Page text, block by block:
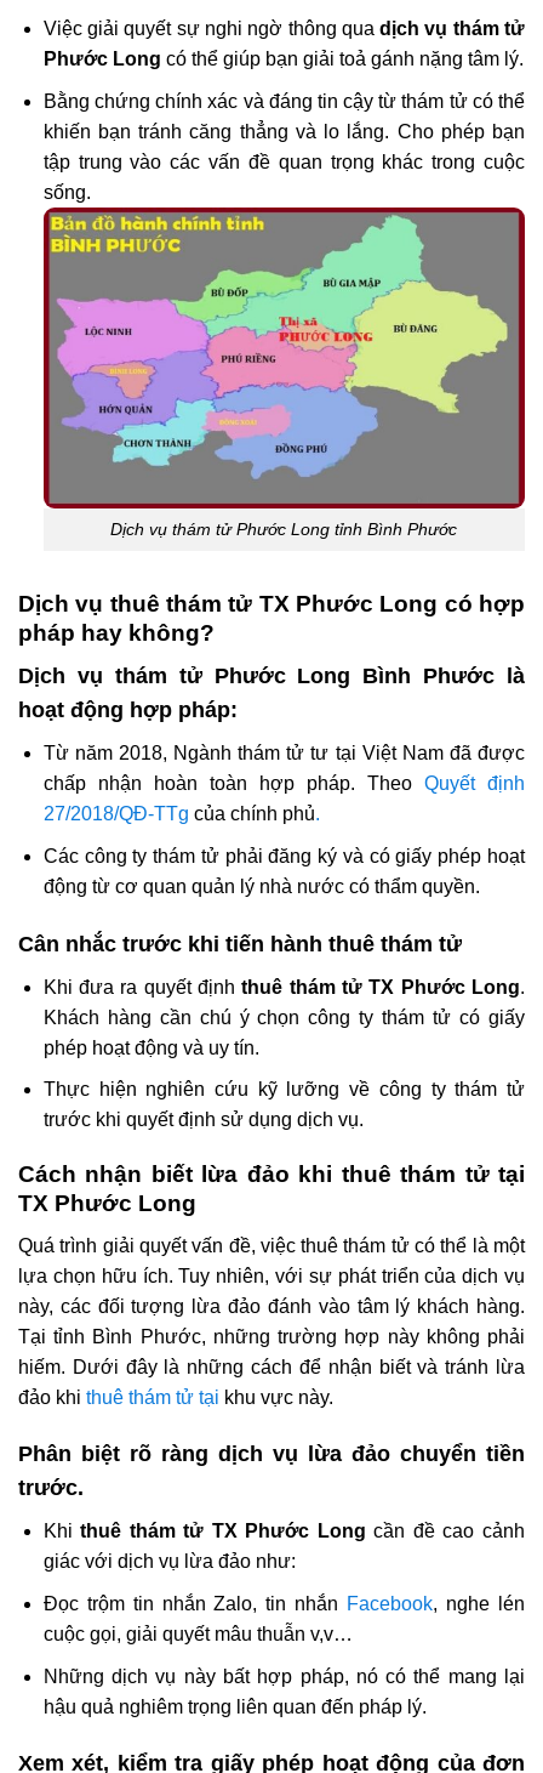
Việc giải quyết sự nghi ngờ thông quadịch vụ thám tử
Phước Long có thể giúp bạn giải toả gánh nặng tâm lý.
Bằng chứng chính xác và đáng tin cậy từ thám tử có thể
khiến bạn tránh căng thẳng và lo lắng. Cho phép bạn
tập trung vào các vấn đề quan trọng khác trong cuộc
sống.
Dịch vụ thám tử Phước Long tỉnh Bình Phước
Dịch vụ thuê thám tử TX Phước Long có hợp
pháp hay không?
Dịch vụ thám tử Phước Long Bình Phước là
hoạt động hợp pháp:
Từ năm 2018, Ngành thám tử tư tại Việt Nam đã được
chấp nhận hoàn toàn hợp pháp. Theo Quyết định
27/2018/QĐ-TTg của chính phủ.
Các công ty thám tử phải đăng ký và có giấy phép hoạt
động từ cơ quan quản lý nhà nước có thẩm quyền.
Cân nhắc trước khi tiến hành thuê thám tử
Khi đưa ra quyết địnhthuê thám tử TX Phước Long.
Khách hàng cần chú ý chọn công ty thám tử có giấy
phép hoạt động và uy tín.
Thực hiện nghiên cứu kỹ lưỡng về công ty thám tử
trước khi quyết định sử dụng dịch vụ.
Cách nhận biết lừa đảo khi thuê thám tử tại
TX Phước Long
Quá trình giải quyết vấn đề, việc thuê thám tử có thể là một
lựa chọn hữu ích. Tuy nhiên, với sự phát triển của dịch vụ
này, các đối tượng lừa đảo đánh vào tâm lý khách hàng.
Tại tỉnh Bình Phước, những trường hợp này không phải
hiếm. Dưới đây là những cách để nhận biết và tránh lừa
đảo khi thuê thám tử tại khu vực này.
Phân biệt rõ ràng dịch vụ lừa đảo chuyển tiền
trước.
Khithuê thám tử TX Phước Long cần đề cao cảnh
giác với dịch vụ lừa đảo như:
Đọc trộm tin nhắn Zalo, tin nhắn Facebook, nghe lén
cuộc gọi, giải quyết mâu thuẫn v,v…
Những dịch vụ này bất hợp pháp, nó có thể mang lại
hậu quả nghiêm trọng liên quan đến pháp lý.
Xem xét, kiểm tra giấy phép hoạt động của đơn